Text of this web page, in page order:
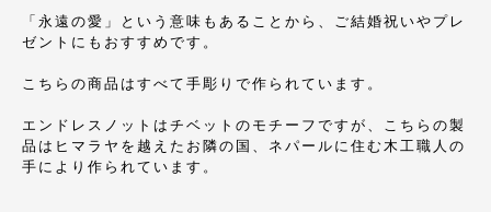
「永遠の愛」という意味もあることから、ご結婚祝いやプレ
ゼントにもおすすめです。
こちらの商品はすべて手彫りで作られています。
エンドレスノットはチベットのモチーフですが、こちらの製
品はヒマラヤを越えたお隣の国、ネパールに住む木工職人の
手により作られています。